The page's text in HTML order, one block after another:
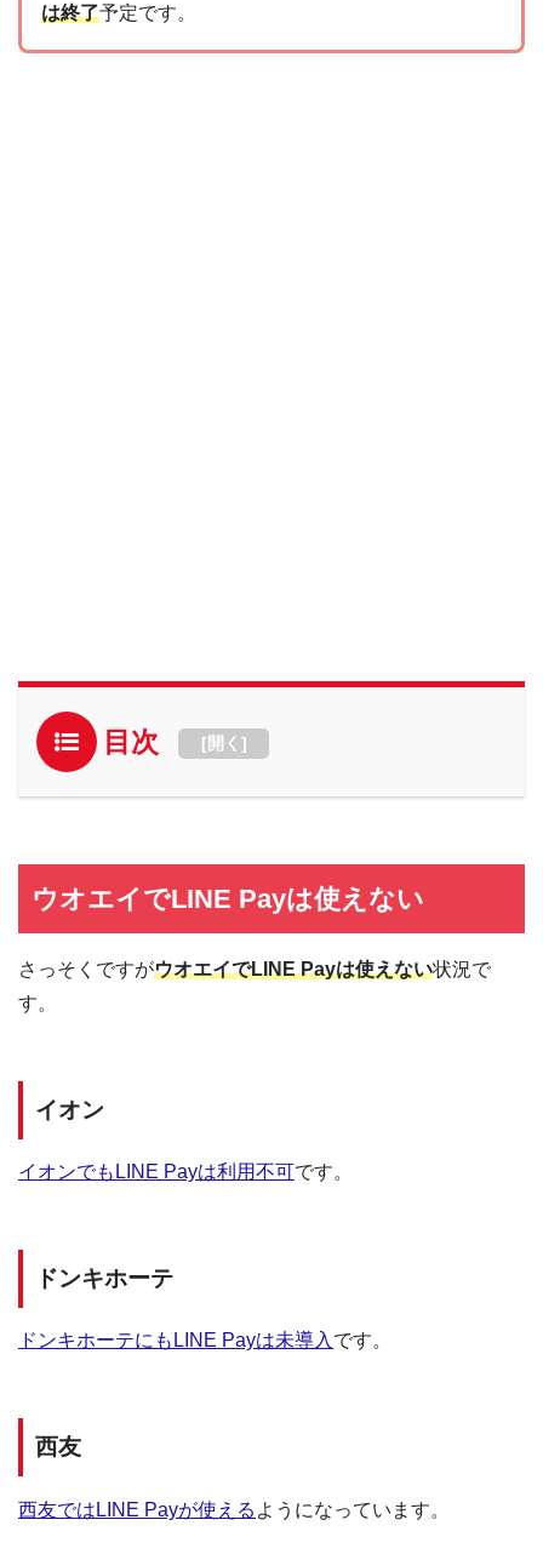
は終了予定です。
目次 [開く ]
ウオエイでLINE Payは使えない
さっそくですがウオエイでLINE Payは使えない状況で
す。
イオン
イオンでもLINE Payは利用不可です。
ドンキホーテ
ドンキホーテにもLINE Payは未導入です。
西友
西友ではLINE Payが使える ようになっています。